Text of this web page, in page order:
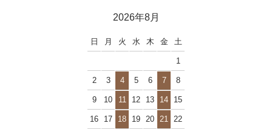
2026年8月
日 月 火 水 木 金 土
1
2 3 4 5 6 7 8
9 10 11 12 13 14 15
16 17 18 19 20 21 22